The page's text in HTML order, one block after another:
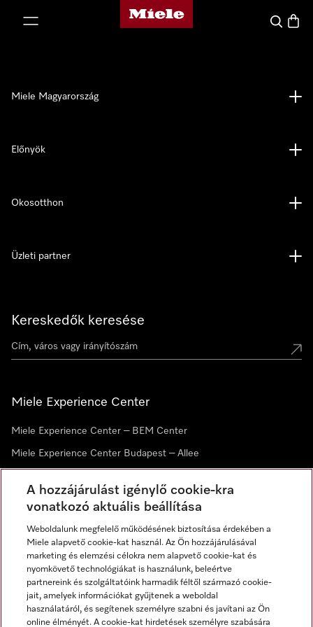
Miele honlapja
Kereses
Kereskedők keresése
Miele Experience Center
Miele Experience Center – BEM Center
Miele Experience Center Budapest – Allee
Hírlevél
Miele Magyarország
Előnyök
Okosotthon
Üzleti partner
A hozzájárulást igénylő cookie-kra
vonatkozó aktuális beállítása
Weboldalunk megfelelő működésének biztosítása érdekében a
Miele alapvető cookie-kat használ. Az Ön hozzájárulásával
marketing és elemzési célokra nem alapvető cookie-kat és
nyomkövető technológiákat is használunk, beleértve
partnereink és szolgáltatóink harmadik féltől származó cookie-
jait, amelyek információkat gyűjtenek a weboldal
használatáról, és segítenek személyre szabni és javítani az Ön
online élményét. A cookie-kat hirdetések személyre szabására